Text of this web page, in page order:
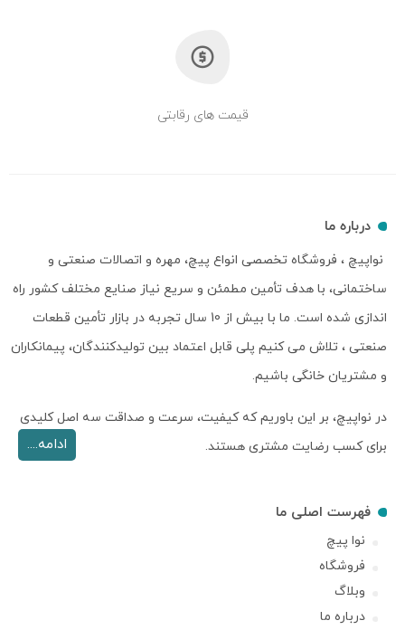
قیمت های رقابتی
درباره ما
نواپیچ ، فروشگاه تخصصی انواع پیچ، مهره و اتصالات صنعتی و
ساختمانی، با هدف تأمین مطمئن و سریع نیاز صنایع مختلف کشور راه
اندازی شده است. ما با بیش از 10 سال تجربه در بازار تأمین قطعات
صنعتی ، تلاش می کنیم پلی قابل اعتماد بین تولیدکنندگان، پیمانکاران
و مشتریان خانگی باشیم.
در نواپیچ، بر این باوریم که کیفیت، سرعت و صداقت سه اصل کلیدی
برای کسب رضایت مشتری هستند.
ادامه....
فهرست اصلی ما
نوا پیچ
فروشگاه
وبلاگ
درباره ما